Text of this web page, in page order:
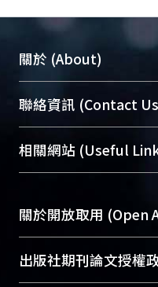
關於 (About)
臺大位居世界頂尖大
展現本校豐碩的研究
機構典藏（NTUR）與
台，成為臺大學術典
成果。
To permanently
profiles and scholarly
services of “NTU
聯絡資訊 (Contact
總館學科館員(Main
醫學圖書館學科館員
Sciences Library)
相關網站 (Useful
關於開放取用 (Open
開放取用是從使用者
動，應用在學術研究
出版社期刊論文授權